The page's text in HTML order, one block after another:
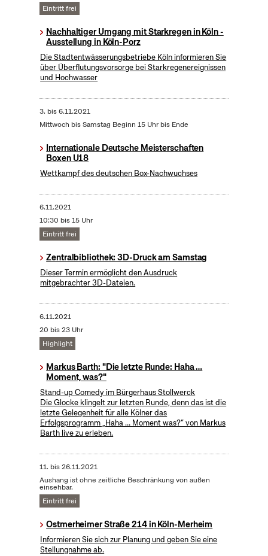
Eintritt frei
Nachhaltiger Umgang mit Starkregen in Köln -
Ausstellung in Köln-Porz
Die Stadtentwässerungsbetriebe Köln informieren Sie
über Überflutungsvorsorge bei Starkregenereignissen
und Hochwasser
3. bis6.11.2021
Mittwoch bis Samstag Beginn 15 Uhr bis Ende
Internationale Deutsche Meisterschaften
Boxen U18
Wettkampf des deutschen Box-Nachwuchses
6.11.2021
10:30 bis 15 Uhr
Eintritt frei
Zentralbibliothek: 3D-Druck am Samstag
Dieser Termin ermöglicht den Ausdruck
mitgebrachter 3D-Dateien.
6.11.2021
20 bis 23 Uhr
Highlight
Markus Barth: "Die letzte Runde: Haha …
Moment, was?"
Stand-up Comedy im Bürgerhaus Stollwerck
Die Glocke klingelt zur letzten Runde, denn das ist die
letzte Gelegenheit für alle Kölner das
Erfolgsprogramm „Haha … Moment was?“ von Markus
Barth live zu erleben.
11. bis26.11.2021
Aushang ist ohne zeitliche Beschränkung von außen
einsehbar.
Eintritt frei
Ostmerheimer Straße 214 in Köln-Merheim
Informieren Sie sich zur Planung und geben Sie eine
Stellungnahme ab.